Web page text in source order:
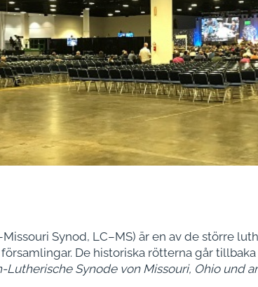
Synod, LC–MS) är en av de större
De historiska rötterna går
Lutherische Synode von Missouri, Ohio und